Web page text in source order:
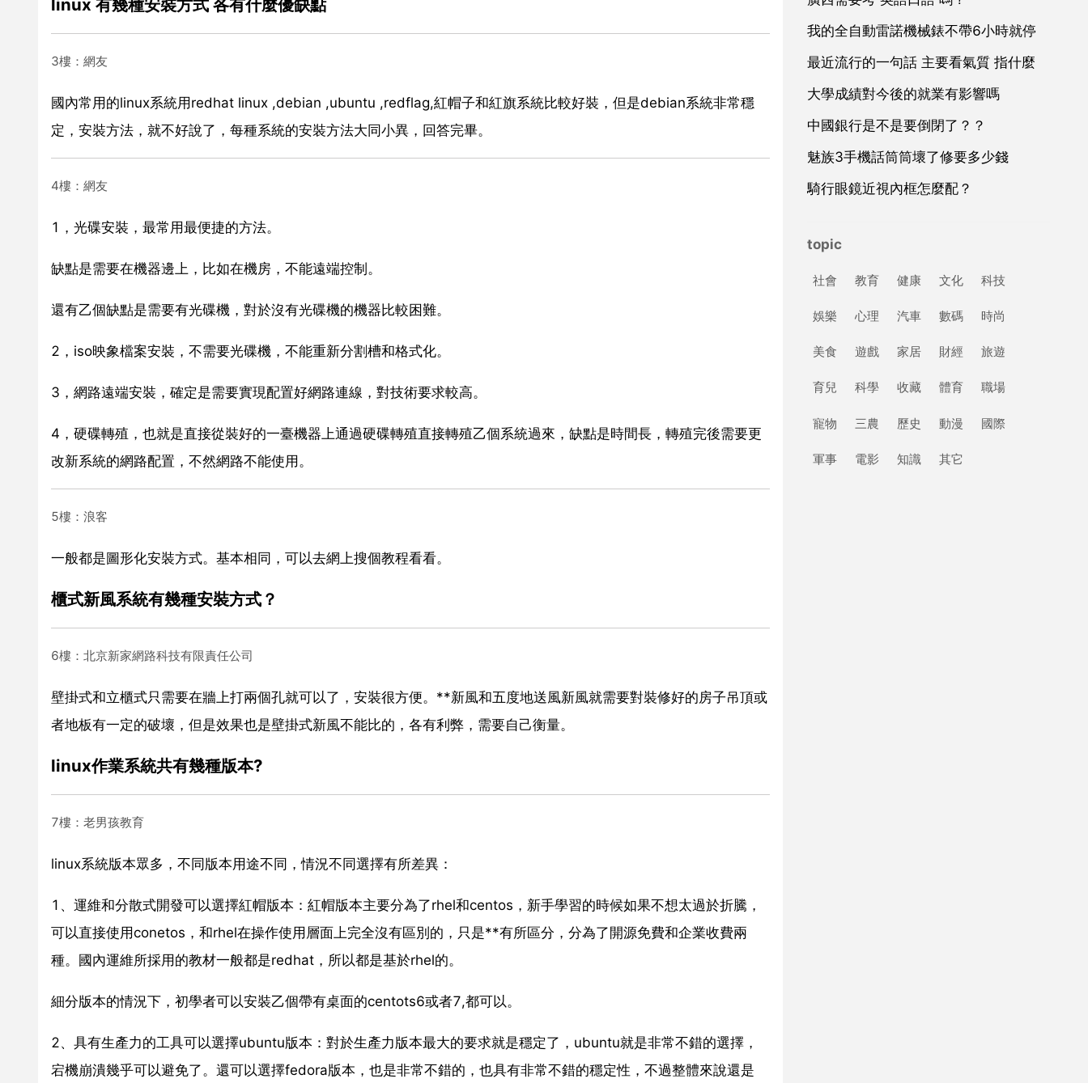
linux 有幾種安裝方式 各有什麼優缺點
3樓：網友
國內常用的linux系統用redhat linux ,debian ,ubuntu ,redflag,紅帽子和紅旗系統比較好裝，但是debian系統非常穩
定，安裝方法，就不好說了，每種系統的安裝方法大同小異，回答完畢。
4樓：網友
1，光碟安裝，最常用最便捷的方法。
缺點是需要在機器邊上，比如在機房，不能遠端控制。
還有乙個缺點是需要有光碟機，對於沒有光碟機的機器比較困難。
2，iso映象檔案安裝，不需要光碟機，不能重新分割槽和格式化。
3，網路遠端安裝，確定是需要實現配置好網路連線，對技術要求較高。
4，硬碟轉殖，也就是直接從裝好的一臺機器上通過硬碟轉殖直接轉殖乙個系統過來，缺點是時間長，轉殖完後需要更
改新系統的網路配置，不然網路不能使用。
5樓：浪客
一般都是圖形化安裝方式。基本相同，可以去網上搜個教程看看。
櫃式新風系統有幾種安裝方式？
6樓：北京新家網路科技有限責任公司
壁掛式和立櫃式只需要在牆上打兩個孔就可以了，安裝很方便。**新風和五度地送風新風就需要對裝修好的房子吊頂或
者地板有一定的破壞，但是效果也是壁掛式新風不能比的，各有利弊，需要自己衡量。
linux作業系統共有幾種版本?
7樓：老男孩教育
linux系統版本眾多，不同版本用途不同，情況不同選擇有所差異：
1、運維和分散式開發可以選擇紅帽版本：紅帽版本主要分為了rhel和centos，新手學習的時候如果不想太過於折騰，
可以直接使用conetos，和rhel在操作使用層面上完全沒有區別的，只是**有所區分，分為了開源免費和企業收費兩
種。國內運維所採用的教材一般都是redhat，所以都是基於rhel的。
細分版本的情況下，初學者可以安裝乙個帶有桌面的centots6或者7,都可以。
2、具有生產力的工具可以選擇ubuntu版本：對於生產力版本最大的要求就是穩定了，ubuntu就是非常不錯的選擇，
宕機崩潰幾乎可以避免了。還可以選擇fedora版本，也是非常不錯的，也具有非常不錯的穩定性，不過整體來說還是
我的全自動雷諾機械錶不帶6小時就停
最近流行的一句話 主要看氣質 指什麼
大學成績對今後的就業有影響嗎
中國銀行是不是要倒閉了？？
魅族3手機話筒筒壞了修要多少錢
騎行眼鏡近視內框怎麼配？
topic
社會 教育 健康 文化 科技
娛樂 心理 汽車 數碼 時尚
美食 遊戲 家居 財經 旅遊
育兒 科學 收藏 體育 職場
寵物 三農 歷史 動漫 國際
軍事 電影 知識 其它